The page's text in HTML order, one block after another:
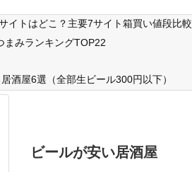
イトはどこ？主要7サイト箱買い値段比較
まみランキングTOP22
酒屋6選（全部生ビール300円以下）
ビールが安い居酒屋